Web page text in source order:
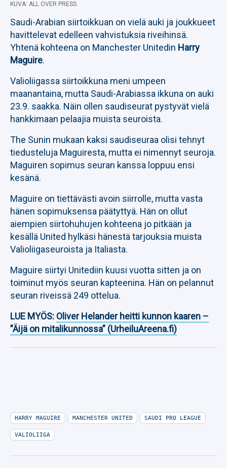
KUVA: ALL OVER PRESS
Saudi-Arabian siirtoikkuan on vielä auki ja joukkueet
havittelevat edelleen vahvistuksia riveihinsä.
Yhtenä kohteena on Manchester Unitedin Harry
Maguire.
Valioliigassa siirtoikkuna meni umpeen
maanantaina, mutta Saudi-Arabiassa ikkuna on auki
23.9. saakka. Näin ollen saudiseurat pystyvät vielä
hankkimaan pelaajia muista seuroista.
The Sunin mukaan kaksi saudiseuraa olisi tehnyt
tiedusteluja Maguiresta, mutta ei nimennyt seuroja.
Maguiren sopimus seuran kanssa loppuu ensi
kesänä.
Maguire on tiettävästi avoin siirrolle, mutta vasta
hänen sopimuksensa päätyttyä. Hän on ollut
aiempien siirtohuhujen kohteena jo pitkään ja
kesällä United hylkäsi hänestä tarjouksia muista
Valioliigaseuroista ja Italiasta.
Maguire siirtyi Unitediin kuusi vuotta sitten ja on
toiminut myös seuran kapteenina. Hän on pelannut
seuran riveissä 249 ottelua.
LUE MYÖS: Oliver Helander heitti kunnon kaaren –
”Äijä on mitalikunnossa” (UrheiluAreena.fi)
HARRY MAGUIRE MANCHESTER UNITED SAUDI PRO LEAGUE
VALIOLIIGA